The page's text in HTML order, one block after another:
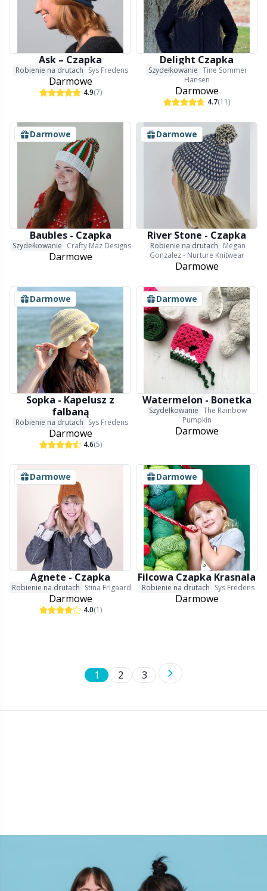
Ask – Czapka
Robienie na drutach Sys Fredens
Darmowe
4.9(7)
Delight Czapka
Szydełkowanie Tine Sommer
Hansen
Darmowe
4.7(11)
Darmowe
Baubles - Czapka
Szydełkowanie Crafty Maz Designs
Darmowe
Darmowe
River Stone - Czapka
Robienie na drutach Megan
Gonzalez - Nurture Knitwear
Darmowe
Darmowe
Sopka - Kapelusz z
falbaną
Robienie na drutach Sys Fredens
Darmowe
4.6(5)
Darmowe
Watermelon - Bonetka
Szydełkowanie The Rainbow
Pumpkin
Darmowe
Darmowe
Agnete - Czapka
Robienie na drutach Stina Frigaard
Darmowe
4.0(1)
Darmowe
Filcowa Czapka Krasnala
Robienie na drutach Sys Fredens
Darmowe
1 2 3